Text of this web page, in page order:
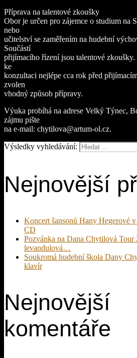
Příprava na talentové zkoušky
Obor je určen pro zájemce o studium na
nebo
učitelství se zaměřením na hudební
Součástí
přijímacího řízení jsou talentové
ke
konzultaci nejlépe cca rok před
zvolen
vhodný způsob přípravy.
Výuka probíhá na adrese Velký Týnec,
zájmu pište
na e-mail: chytilova@artum-ol.cz.
Výsledky vyhledávání:
Nejnovější
Koncert šansonů Hany Hegerové
CD
Pozvánka na Dana Chytilová
levandulová…
Soukromá hudební škola Dany
klavír
Nejnovější
komentáře